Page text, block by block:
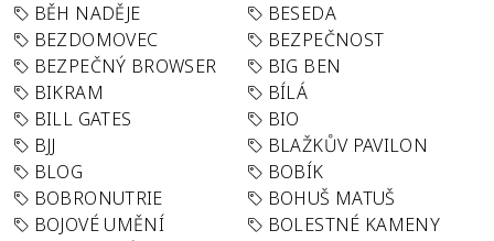
BĚH NADĚJE
BESEDA
BEZDOMOVEC
BEZPEČNOST
BEZPEČNÝ BROWSER
BIG BEN
BIKRAM
BÍLÁ
BILL GATES
BIO
BJJ
BLAŽKŮV PAVILON
BLOG
BOBÍK
BOBRONUTRIE
BOHUŠ MATUŠ
BOJOVÉ UMĚNÍ
BOLESTNÉ KAMENY